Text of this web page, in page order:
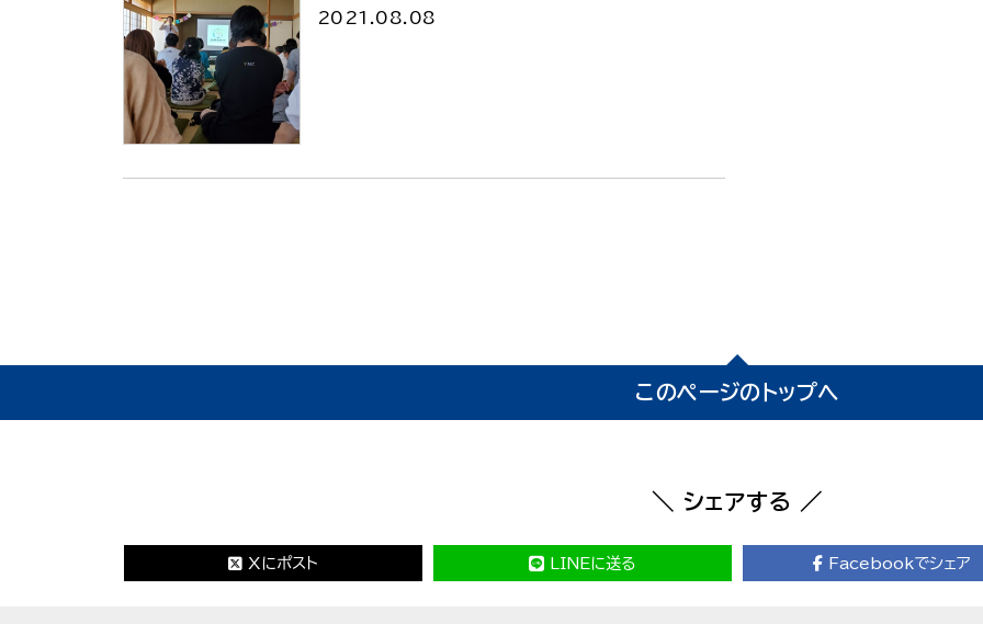
2021.08.08
このページのトップへ
＼ シェアする ／
Xにポスト LINEに送る Facebookでシェア